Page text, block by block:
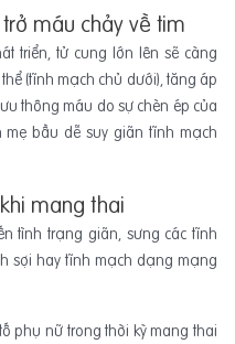
máu chảy về tim
triển, tử cung lớn lên sẽ càng
(tĩnh mạch chủ dưới), tăng áp
thông máu do sự chèn ép của
bầu dễ suy giãn tĩnh mạch
mang thai
tình trạng giãn, sưng các tĩnh
sợi hay tĩnh mạch dạng mạng
phụ nữ trong thời kỳ mang thai